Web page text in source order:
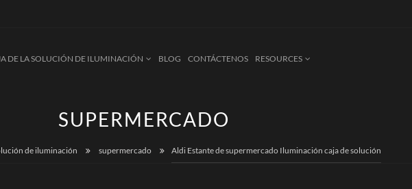
DE LA SOLUCIÓN DE ILUMINACIÓN BLOG CONTÁCTENOS RESOURCES
SUPERMERCADO
de iluminación supermercado Aldi Estante de supermercado Iluminación caja de solución